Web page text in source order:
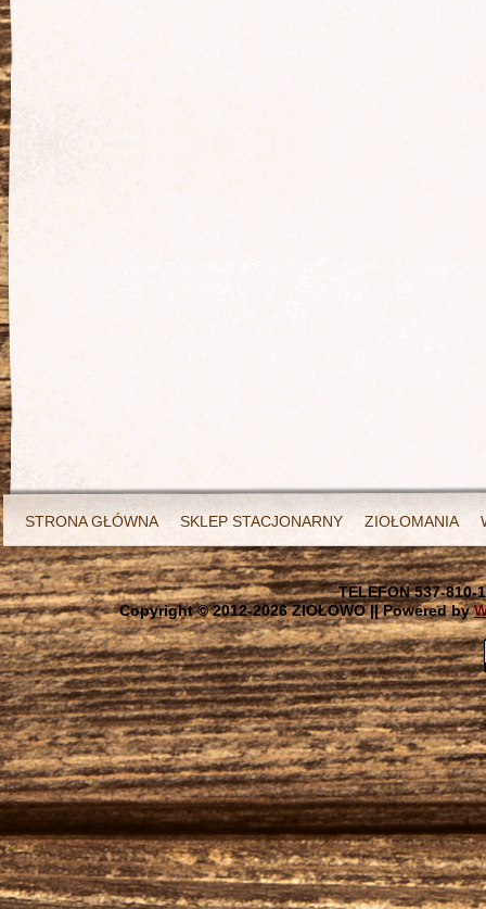
STRONA GŁÓWNA SKLEP STACJONARNY ZIOŁOMANIA
TELEFON 537-810-
Copyright © 2012-2026 ZIOŁOWO || Powered by